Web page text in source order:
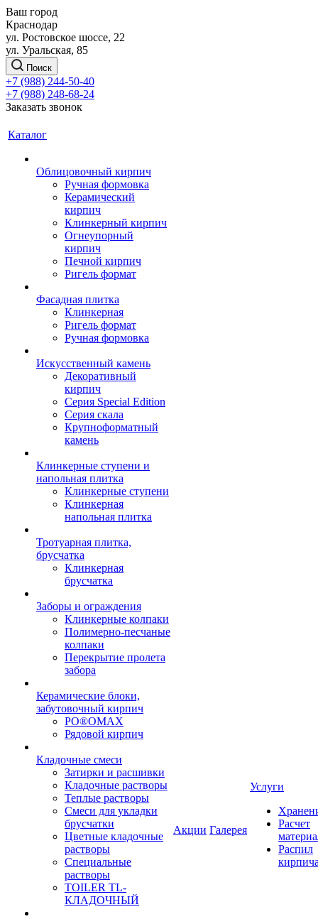
Ваш город
Краснодар
ул. Ростовское шоссе, 22
ул. Уральская, 85
Поиск
+7 (988) 244-50-40
+7 (988) 248-68-24
Заказать звонок
Каталог
Облицовочный кирпич
Ручная формовка
Керамический
кирпич
Клинкерный кирпич
Огнеупорный
кирпич
Печной кирпич
Ригель формат
Фасадная плитка
Клинкерная
Ригель формат
Ручная формовка
Искусственный камень
Декоративный
кирпич
Серия Special Edition
Серия скала
Крупноформатный
камень
Клинкерные ступени и
напольная плитка
Клинкерные ступени
Клинкерная
напольная плитка
Тротуарная плитка,
брусчатка
Клинкерная
брусчатка
Заборы и ограждения
Клинкерные колпаки
Полимерно-песчаные
колпаки
Перекрытие пролета
забора
Керамические блоки,
забутовочный кирпич
PO®OMAX
Рядовой кирпич
Кладочные смеси
Затирки и расшивки
Кладочные растворы
Теплые растворы
Смеси для укладки
брусчатки
Цветные кладочные
растворы
Специальные
растворы
TOILER TL-
КЛАДОЧНЫЙ
Акции Галерея
Услуги
Расчет
Распил